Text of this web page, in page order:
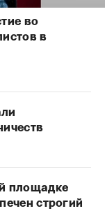
во
в
площадке
строгий